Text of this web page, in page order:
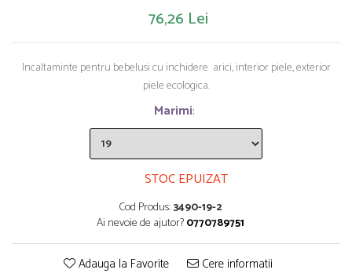
Trotinete
Unelte si bancuri de lucru
76,26 Lei
Incaltaminte pentru bebelusi cu inchidere arici, interior piele, exterior
piele ecologica.
Marimi:
STOC EPUIZAT
Cod Produs:3490-19-2
Ai nevoie de ajutor?0770789751
Adauga la Favorite Cere informatii